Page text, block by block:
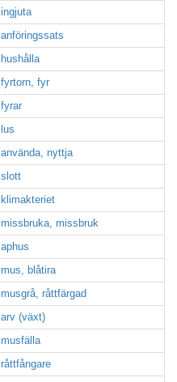
ingjuta
anföringssats
hushålla
fyrtorn, fyr
fyrar
lus
använda, nyttja
slott
klimakteriet
missbruka, missbruk
aphus
mus, blåtira
musgrå, råttfärgad
arv (växt)
musfälla
råttfångare